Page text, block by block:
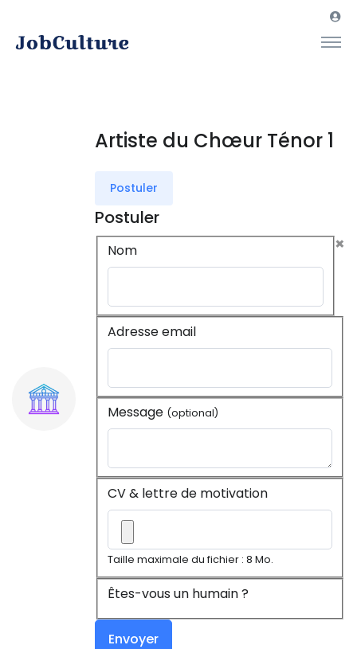
Artiste du Chœur Ténor 1
Postuler
Postuler
×
Nom
Adresse email
Message (optional)
CV & lettre de motivation
Taille maximale du fichier : 8 Mo.
Êtes-vous un humain ?